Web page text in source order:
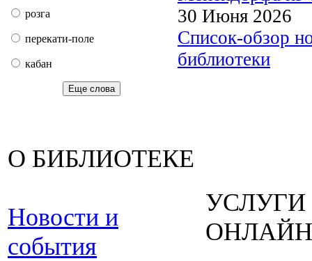
розга
перекати-поле
кабан
Еще слова
30 Июня 2026
Список-обзор
библиотеки
О БИБЛИОТЕКЕ
Новости и
события
УСЛУГИ
ОНЛАЙН